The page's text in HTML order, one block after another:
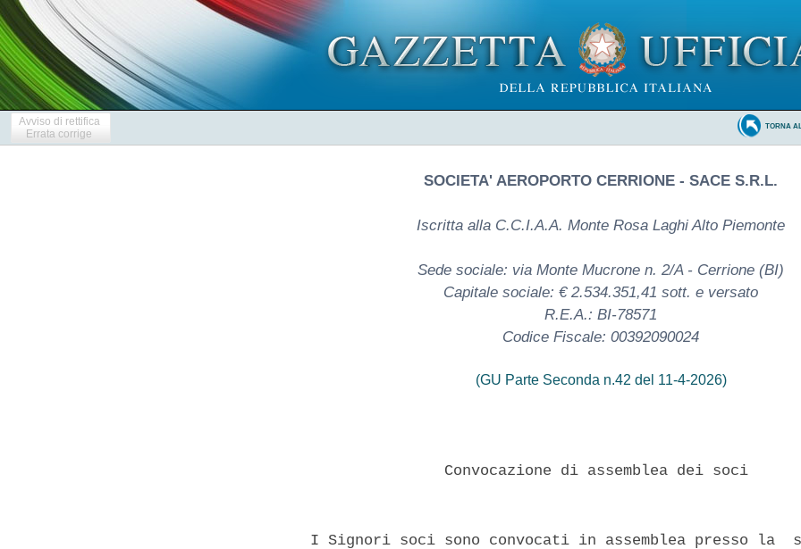
Avviso di rettifica
Errata corrige
TORNA
SOCIETA' AEROPORTO CERRIONE - SACE S.R.L.
Iscritta alla C.C.I.A.A. Monte Rosa Laghi Alto Piemonte
Sede sociale: via Monte Mucrone n. 2/A - Cerrione (BI)
Capitale sociale: € 2.534.351,41 sott. e versato
R.E.A.: BI-78571
Codice Fiscale: 00392090024
(GU Parte Seconda n.42 del 11-4-2026)
                 Convocazione di assemblea dei soci
I Signori soci sono convocati in assemblea presso la